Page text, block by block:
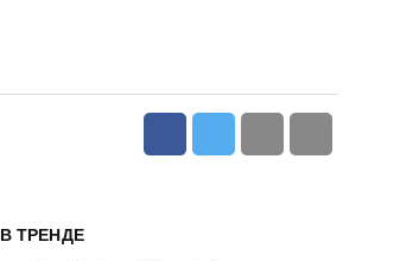
В ТРЕНДЕ